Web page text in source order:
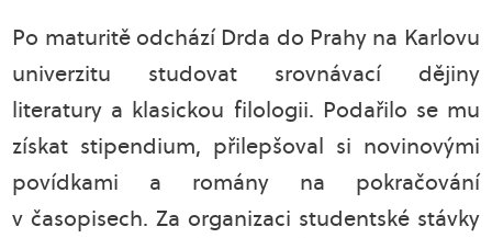
Po maturitě odchází Drda do Prahy na Karlovu
univerzitu studovat srovnávací dějiny
literatury a klasickou filologii. Podařilo se mu
získat stipendium, přilepšoval si novinovými
povídkami a romány na pokračování
v časopisech. Za organizaci studentské stávky